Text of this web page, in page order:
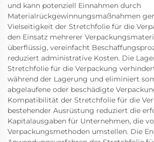
und kann potenziell Einnahmen durch
Materialrückgewinnungsmaßnahmen
Vielseitigkeit der Stretchfolie für die
den Einsatz mehrerer
überflüssig, vereinfacht
reduziert administrative Kosten. Die
Stretchfolie für die Verpackung
während der Lagerung und eliminiert
abgelaufene oder beschädigte
Kompatibilität der Stretchfolie für die
bestehender Ausrüstung reduziert die
Kapitalausgaben für Unternehmen, die
Verpackungsmethoden umstellen. Die